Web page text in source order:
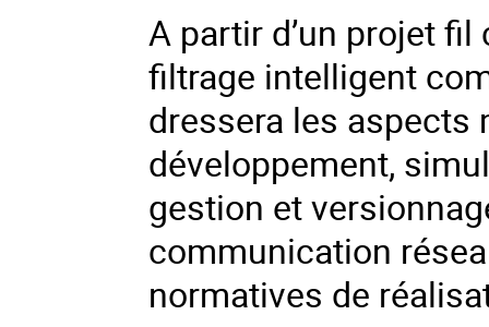
A partir d’un projet
filtrage intelligent
dressera les aspects
développement,
gestion et
communication
normatives de